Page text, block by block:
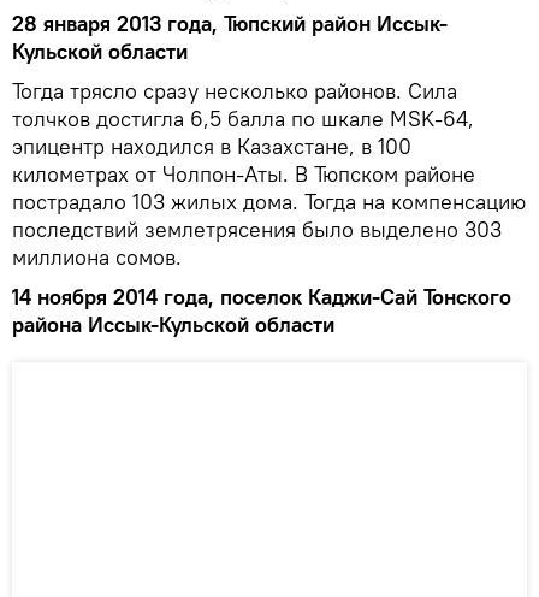
28 января 2013 года, Тюпский район Иссык-
Кульской области
Тогда трясло сразу несколько районов. Сила
толчков достигла 6,5 балла по шкале MSK-64,
эпицентр находился в Казахстане, в 100
километрах от Чолпон-Аты. В Тюпском районе
пострадало 103 жилых дома. Тогда на компенсацию
последствий землетрясения было выделено 303
миллиона сомов.
14 ноября 2014 года, поселок Каджи-Сай Тонского
района Иссык-Кульской области